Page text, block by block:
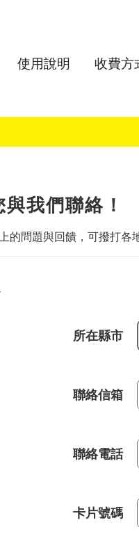
使用說明 收費方
我們聯絡！
的問題與回饋，可撥打各
所在縣市
聯絡信箱
聯絡電話
卡片號碼